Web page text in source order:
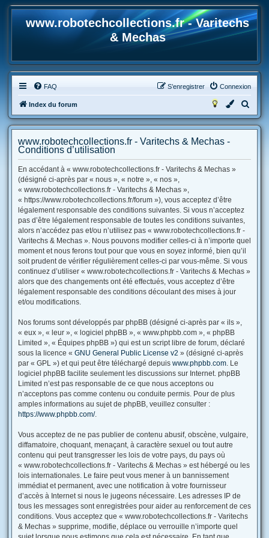
www.robotechcollections.fr - Varitechs
& Mechas
FAQ Connexion
S’enregistrer
Index du forum
e
e
www.robotechcollections.fr - Varitechs & Mechas -
Conditions d’utilisation
En accédant à « www.robotechcollections.fr - Varitechs & Mechas »
(désigné ci-après par « nous », « notre », « nos »,
« www.robotechcollections.fr - Varitechs & Mechas »,
« https://www.robotechcollections.fr/forum »), vous acceptez d’être
légalement responsable des conditions suivantes. Si vous n’acceptez
pas d’être légalement responsable de toutes les conditions suivantes,
alors n’accédez pas et/ou n’utilisez pas « www.robotechcollections.fr -
Varitechs & Mechas ». Nous pouvons modifier celles-ci à n’importe quel
moment et nous ferons tout pour que vous en soyez informé, bien qu’il
soit prudent de vérifier régulièrement celles-ci par vous-même. Si vous
continuez d’utiliser « www.robotechcollections.fr - Varitechs & Mechas »
alors que des changements ont été effectués, vous acceptez d’être
légalement responsable des conditions découlant des mises à jour
et/ou modifications.
Nos forums sont développés par phpBB (désigné ci-après par « ils »,
« eux », « leur », « logiciel phpBB », « www.phpbb.com », « phpBB
Limited », « Équipes phpBB ») qui est un script libre de forum, déclaré
sous la licence « GNU General Public License v2 » (désigné ci-après
par « GPL ») et qui peut être téléchargé depuis www.phpbb.com. Le
logiciel phpBB facilite seulement les discussions sur Internet. phpBB
Limited n’est pas responsable de ce que nous acceptons ou
n’acceptons pas comme contenu ou conduite permis. Pour de plus
amples informations au sujet de phpBB, veuillez consulter :
https://www.phpbb.com/.
Vous acceptez de ne pas publier de contenu abusif, obscène, vulgaire,
diffamatoire, choquant, menaçant, à caractère sexuel ou tout autre
contenu qui peut transgresser les lois de votre pays, du pays où
« www.robotechcollections.fr - Varitechs & Mechas » est hébergé ou les
lois internationales. Le faire peut vous mener à un bannissement
immédiat et permanent, avec une notification à votre fournisseur
d’accès à Internet si nous le jugeons nécessaire. Les adresses IP de
tous les messages sont enregistrées pour aider au renforcement de ces
conditions. Vous acceptez que « www.robotechcollections.fr - Varitechs
& Mechas » supprime, modifie, déplace ou verrouille n’importe quel